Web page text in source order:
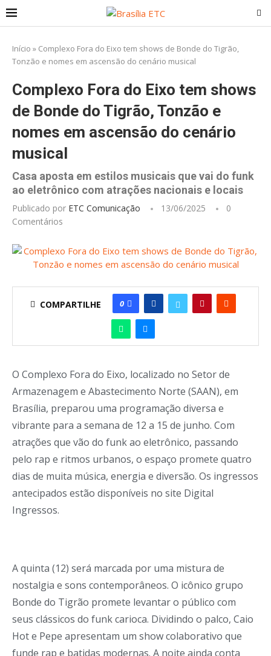
Início » Complexo Fora do Eixo tem shows de Bonde do Tigrão,
Tonzão e nomes em ascensão do cenário musical
Complexo Fora do Eixo tem shows
de Bonde do Tigrão, Tonzão e
nomes em ascensão do cenário
musical
Casa aposta em estilos musicais que vai do funk
ao eletrônico com atrações nacionais e locais
Publicado por ETC Comunicação 13/06/2025
0
Comentários
COMPARTILHE 0
O Complexo Fora do Eixo, localizado no Setor de
Armazenagem e Abastecimento Norte (SAAN), em
Brasília, preparou uma programação diversa e
vibrante para a semana de 12 a 15 de junho. Com
atrações que vão do funk ao eletrônico, passando
pelo rap e ritmos urbanos, o espaço promete quatro
dias de muita música, energia e diversão. Os ingressos
antecipados estão disponíveis no site Digital
Ingressos.
A quinta (12) será marcada por uma mistura de
nostalgia e sons contemporâneos. O icônico grupo
Bonde do Tigrão promete levantar o público com
seus clássicos do funk carioca. Dividindo o palco, Caio
Hot e Pepe apresentam um show colaborativo que
funde rap e batidas modernas. A noite ainda conta